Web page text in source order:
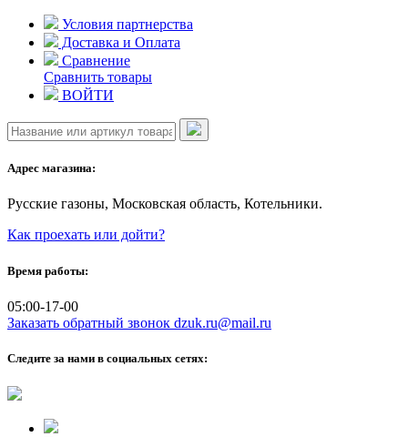
Skip
content
Условия партнерства
Доставка и Оплата
Сравнение
Сравнить товары
ВОЙТИ
Адрес магазина:
Русские газоны, Московская область, Котельники.
Как проехать или дойти?
Время работы:
05:00-17-00
Заказать обратный звонок dzuk.ru@mail.ru
Следите за нами в социальных сетях: